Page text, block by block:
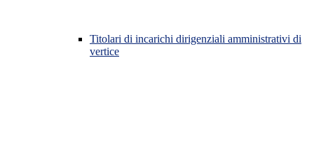
Titolari di incarichi dirigenziali amministrativi di
vertice